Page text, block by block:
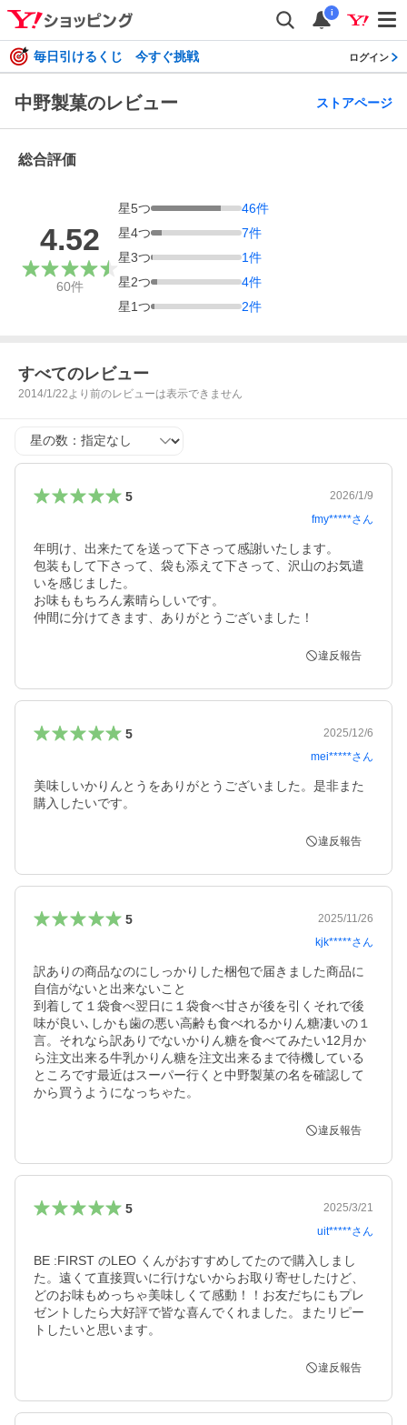
i
毎日引けるくじ 今すぐ挑戦 ログイン
中野製菓のレビュー ストアページ
総合評価
4.52
60件
星5つ 46件
星4つ 7件
星3つ 1件
星2つ 4件
星1つ 2件
すべてのレビュー
2014/1/22より前のレビューは表示できません
星の数
5
2026/1/9
fmy*****さん
年明け、出来たてを送って下さって感謝いたします。
包装もして下さって、袋も添えて下さって、沢山のお気遣
いを感じました。
お味ももちろん素晴らしいです。
仲間に分けてきます、ありがとうございました！
違反報告
5
2025/12/6
mei*****さん
美味しいかりんとうをありがとうございました。是非また
購入したいです。
違反報告
5
2025/11/26
kjk*****さん
訳ありの商品なのにしっかりした梱包で届きました商品に
自信がないと出来ないこと
到着して１袋食べ翌日に１袋食べ甘さが後を引くそれで後
味が良い､しかも歯の悪い高齢も食べれるかりん糖凄いの１
言。それなら訳ありでないかりん糖を食べてみたい12月か
ら注文出来る牛乳かりん糖を注文出来るまで待機している
ところです最近はスーパー行くと中野製菓の名を確認して
違反報告
5
2025/3/21
uit*****さん
BE :FIRST のLEO くんがおすすめしてたので購入しまし
た。遠くて直接買いに行けないからお取り寄せしたけど、
どのお味もめっちゃ美味しくて感動！！お友だちにもプレ
ゼントしたら大好評で皆な喜んでくれました。またリピー
トしたいと思います。
違反報告